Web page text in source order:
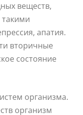
веществ,
апатия.
вторичные
состояние
организма.
организм